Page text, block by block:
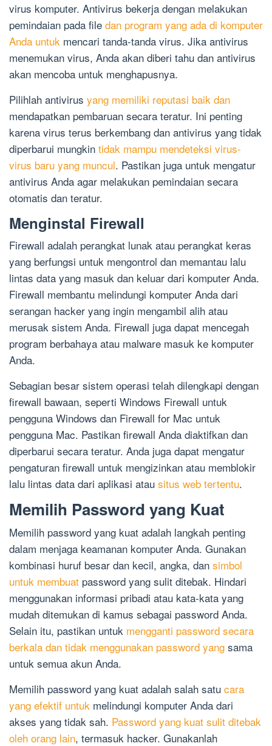
virus komputer. Antivirus bekerja dengan melakukan
pemindaian pada file dan program yang ada di komputer
Anda untuk mencari tanda-tanda virus. Jika antivirus
menemukan virus, Anda akan diberi tahu dan antivirus
akan mencoba untuk menghapusnya.
Pilihlah antivirus yang memiliki reputasi baik dan
mendapatkan pembaruan secara teratur. Ini penting
karena virus terus berkembang dan antivirus yang tidak
diperbarui mungkin tidak mampu mendeteksi virus-
virus baru yang muncul. Pastikan juga untuk mengatur
antivirus Anda agar melakukan pemindaian secara
otomatis dan teratur.
Menginstal Firewall
Firewall adalah perangkat lunak atau perangkat keras
yang berfungsi untuk mengontrol dan memantau lalu
lintas data yang masuk dan keluar dari komputer Anda.
Firewall membantu melindungi komputer Anda dari
serangan hacker yang ingin mengambil alih atau
merusak sistem Anda. Firewall juga dapat mencegah
program berbahaya atau malware masuk ke komputer
Anda.
Sebagian besar sistem operasi telah dilengkapi dengan
firewall bawaan, seperti Windows Firewall untuk
pengguna Windows dan Firewall for Mac untuk
pengguna Mac. Pastikan firewall Anda diaktifkan dan
diperbarui secara teratur. Anda juga dapat mengatur
pengaturan firewall untuk mengizinkan atau memblokir
lalu lintas data dari aplikasi atau situs web tertentu.
Memilih Password yang Kuat
Memilih password yang kuat adalah langkah penting
dalam menjaga keamanan komputer Anda. Gunakan
kombinasi huruf besar dan kecil, angka, dan simbol
untuk membuat password yang sulit ditebak. Hindari
menggunakan informasi pribadi atau kata-kata yang
mudah ditemukan di kamus sebagai password Anda.
Selain itu, pastikan untuk mengganti password secara
berkala dan tidak menggunakan password yang sama
untuk semua akun Anda.
Memilih password yang kuat adalah salah satu cara
yang efektif untuk melindungi komputer Anda dari
akses yang tidak sah. Password yang kuat sulit ditebak
oleh orang lain, termasuk hacker. Gunakanlah